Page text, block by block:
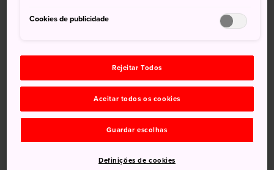
A estação fica a dois minutos da Estação Yokohama e a 16
minutos da Estação Shin-Yokohama. Para aqueles que vêm
Shinagawa na linha Keihin-Tohoku.
Cookies de publicidade
Rejeitar Todos
Aceitar todos os cookies
Guardar escolhas
Definições de cookies